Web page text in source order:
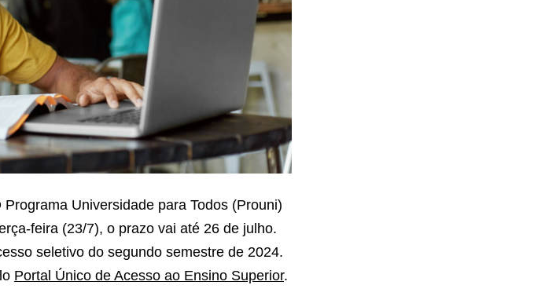
Universidade para Todos (Prouni)
feira (23/7), o prazo vai até 26 de julho.
seletivo do segundo semestre de 2024.
Portal Único de Acesso ao Ensino Superior.